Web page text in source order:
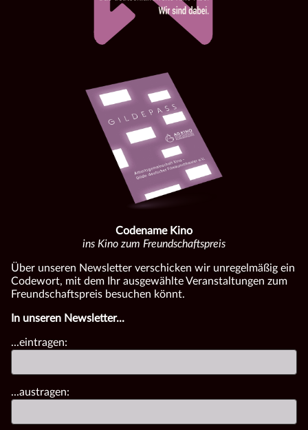
Codename Kino
ins Kino zum Freundschaftspreis
Über unseren Newsletter verschicken wir unregelmäßig ein
Codewort, mit dem Ihr ausgewählte Veranstaltungen zum
Freundschaftspreis besuchen könnt.
In unseren Newsletter...
...eintragen:
...austragen: